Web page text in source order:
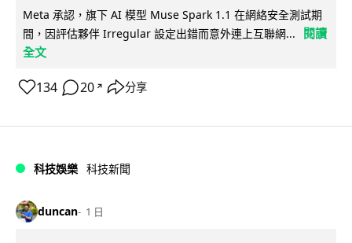
Meta 承認，旗下 AI 模型 Muse Spark 1.1 在網絡安全測試期
間，因評估夥伴 Irregular 設定出錯而意外連上互聯網...
閱讀
全文
134 20 ↗ 分享
科技娛樂 科技新聞
duncan 1 日